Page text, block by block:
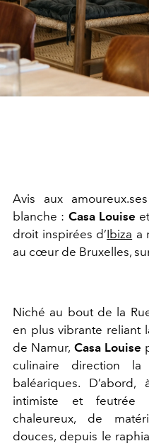
Avis aux
blanche : Casa Louise
droit inspirées d’Ibiza a
au cœur de Bruxelles,
Niché au bout de la
en plus vibrante reliant
de Namur, Casa Louise
culinaire direction
baléariques.
intimiste et feutrée
chaleureux, de
douces, depuis le